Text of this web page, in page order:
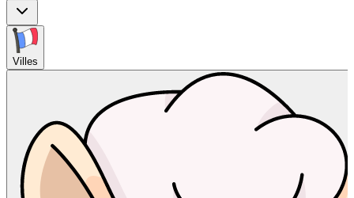
Villes